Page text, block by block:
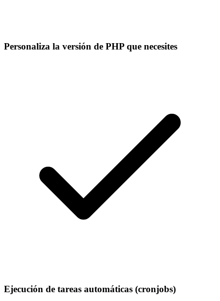
Personaliza la versión de PHP que necesites
Ejecución de tareas automáticas (cronjobs)